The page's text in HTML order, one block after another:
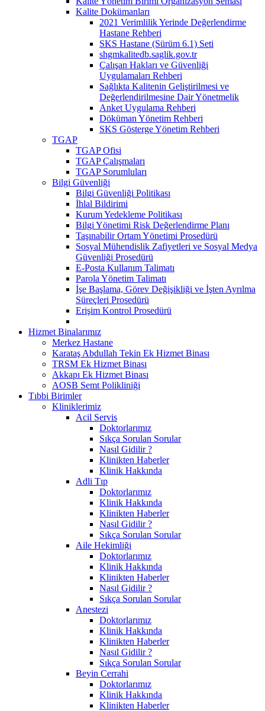
Kalite Dokümanları
2021 Verimlilik Yerinde Değerlendirme
Hastane Rehberi
SKS Hastane (Sürüm 6.1) Seti
shgmkalitedb.saglik.gov.tr
Çalışan Hakları ve Güvenliği
Uygulamaları Rehberi
Sağlıkta Kalitenin Geliştirilmesi ve
Değerlendirilmesine Dair Yönetmelik
Anket Uygulama Rehberi
Döküman Yönetim Rehberi
SKS Gösterge Yönetim Rehberi
TGAP
TGAP Ofisi
TGAP Çalışmaları
TGAP Sorumluları
Bilgi Güvenliği
Bilgi Güvenliği Politikası
İhlal Bildirimi
Kurum Yedekleme Politikası
Bilgi Yönetimi Risk Değerlendirme Planı
Taşınabilir Ortam Yönetimi Prosedürü
Sosyal Mühendislik Zafiyetleri ve Sosyal Medya
Güvenliği Prosedürü
E-Posta Kullanım Talimatı
Parola Yönetim Talimatı
İşe Başlama, Görev Değişikliği ve İşten Ayrılma
Süreçleri Prosedürü
Erişim Kontrol Prosedürü
Hizmet Binalarımız
Merkez Hastane
Karataş Abdullah Tekin Ek Hizmet Binası
TRSM Ek Hizmet Binası
Akkapı Ek Hizmet Binası
AOSB Semt Polikliniği
Tıbbi Birimler
Kliniklerimiz
Acil Servis
Doktorlarımız
Sıkça Sorulan Sorular
Nasıl Gidilir ?
Klinikten Haberler
Klinik Hakkında
Adli Tıp
Doktorlarımız
Klinik Hakkında
Klinikten Haberler
Nasıl Gidilir ?
Sıkça Sorulan Sorular
Aile Hekimliği
Doktorlarımız
Klinik Hakkında
Klinikten Haberler
Nasıl Gidilir ?
Sıkça Sorulan Sorular
Anestezi
Doktorlarımız
Klinik Hakkında
Klinikten Haberler
Nasıl Gidilir ?
Sıkça Sorulan Sorular
Beyin Cerrahi
Doktorlarımız
Klinik Hakkında
Klinikten Haberler